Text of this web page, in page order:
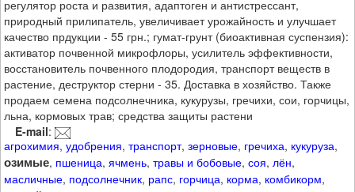
регулятор роста и развития, адаптоген и антистрессант,
природный прилипатель, увеличивает урожайность и улучшает
качество прдукции - 55 грн.; гумат-грунт (биоактивная суспензия):
активатор почвенной микрофлоры, усилитель эффективности,
восстановитель почвенного плодородия, транспорт веществ в
растение, деструктор стерни - 35. Доставка в хозяйство. Также
продаем семена подсолнечника, кукурузы, гречихи, сои, горчицы,
льна, кормовых трав; средства защиты растени
E-mail:
агрохимия,удобрения,транспорт,зерновые, гречиха, кукуруза,
озимые, пшеница,ячмень,травы и бобовые,соя,лён,
масличные, подсолнечник, рапс, горчица, корма, комбикорм,